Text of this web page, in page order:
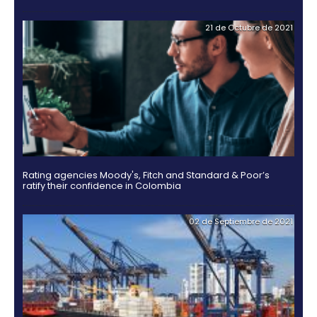
Guía Legal 2025 para Invertir en Colombia